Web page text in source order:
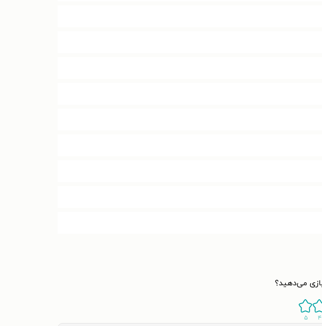
می‌دهید؟
۴ ۵